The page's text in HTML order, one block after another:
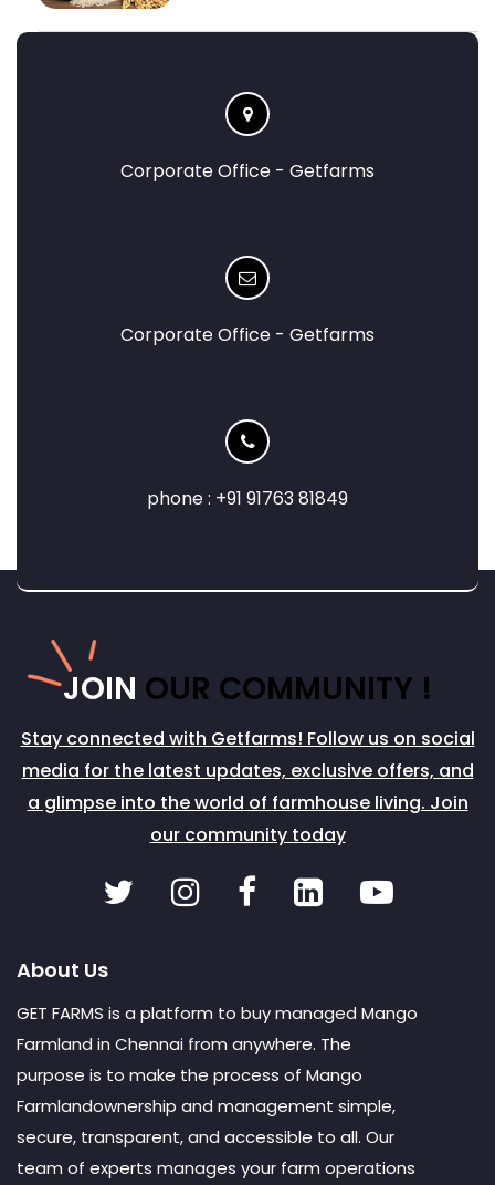
Corporate Office - Getfarms
Corporate Office - Getfarms
phone : +91 91763 81849
JOIN OUR COMMUNITY !
Stay connected with Getfarms! Follow us on social
media for the latest updates, exclusive offers, and
a glimpse into the world of farmhouse living. Join
our community today
About Us
GET FARMS is a platform to buy managed Mango
Farmland in Chennai from anywhere. The
purpose is to make the process of Mango
Farmlandownership and management simple,
secure, transparent, and accessible to all. Our
team of experts manages your farm operations